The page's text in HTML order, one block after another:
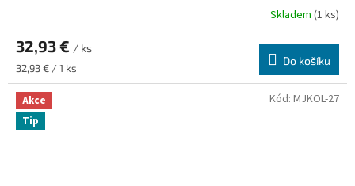
Skladem (1 ks)
32,93 € / ks
Měrná
cena:
32,93 € / 1 ks
Do košíku
Akce
Tip
Kód: MJKOL-27